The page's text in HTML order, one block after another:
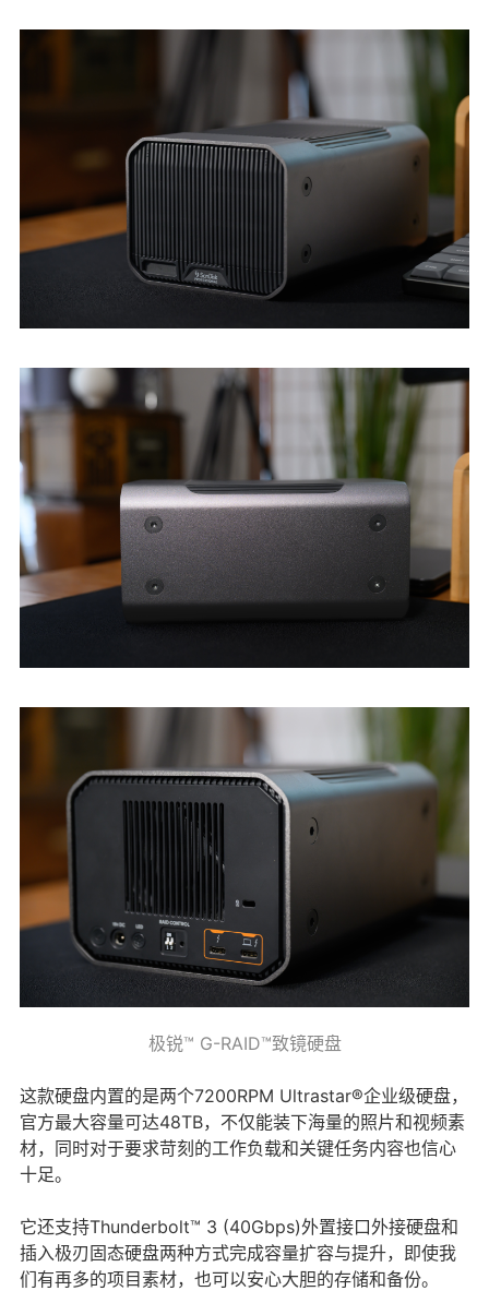
极锐™ G-RAID™致镜硬盘
这款硬盘内置的是两个7200RPM Ultrastar®企业级硬盘，
官方最大容量可达48TB，不仅能装下海量的照片和视频素
材，同时对于要求苛刻的工作负载和关键任务内容也信心
十足。
它还支持Thunderbolt™ 3 (40Gbps)外置接口外接硬盘和
插入极刃固态硬盘两种方式完成容量扩容与提升，即使我
们有再多的项目素材，也可以安心大胆的存储和备份。